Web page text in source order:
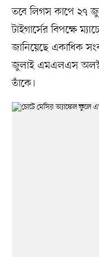
তবে লিগস কাপে ২৭
টাইগার্সের বিপক্ষে
জানিয়েছে একাধিক
জুলাই এমএলএস
তাঁকে।